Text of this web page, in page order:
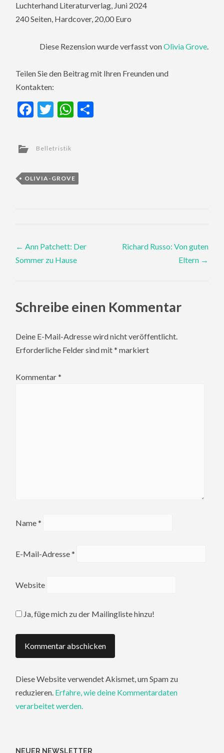
Luchterhand Literaturverlag, Juni 2024
240 Seiten, Hardcover, 20,00 Euro
Diese Rezension wurde verfasst vonOlivia Grove.
Teilen Sie den Beitrag mit Ihren Freunden und
Kontakten:
Facebook
TwitterWhatsApp
Belletristik
OLIVIA-GROVE
Post
navigation
← Ann Patchett: Der
Sommer zu Hause
Richard Russo: Von guten
Eltern →
Schreibe einen Kommentar
Deine E-Mail-Adresse wird nicht veröffentlicht.
Erforderliche Felder sind mit* markiert
Kommentar*
Name*
E-Mail-Adresse*
Website
Ja, füge mich zu der Mailingliste hinzu!
Diese Website verwendet Akismet, um Spam zu
reduzieren. Erfahre, wie deine Kommentardaten
verarbeitet werden.
NEUER NEWSLETTER